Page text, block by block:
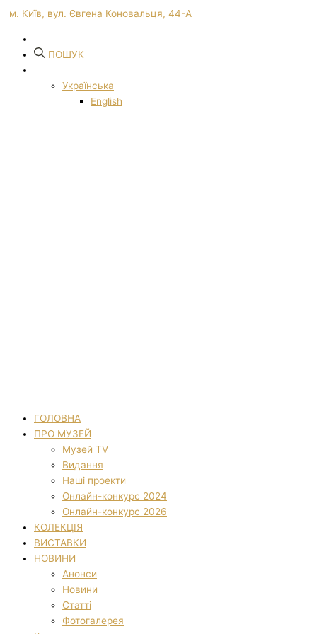
м. Київ, вул. Євгена Коновальця, 44-А
ПОШУК
Українська
English
ГОЛОВНА
ПРО МУЗЕЙ
Музей TV
Видання
Наші проекти
Онлайн-конкурс 2024
Онлайн-конкурс 2026
КОЛЕКЦІЯ
ВИСТАВКИ
НОВИНИ
Анонси
Новини
Статті
Фотогалерея